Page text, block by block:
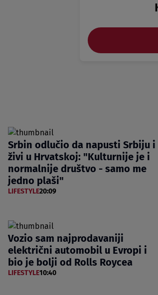
Srbin odlučio da napusti Srbiju i
živi u Hrvatskoj: "Kulturnije je i
normalnije društvo - samo me
jedno plaši"
LIFESTYLE20:09
Vozio sam najprodavaniji
električni automobil u Evropi i
bio je bolji od Rolls Roycea
LIFESTYLE10:40